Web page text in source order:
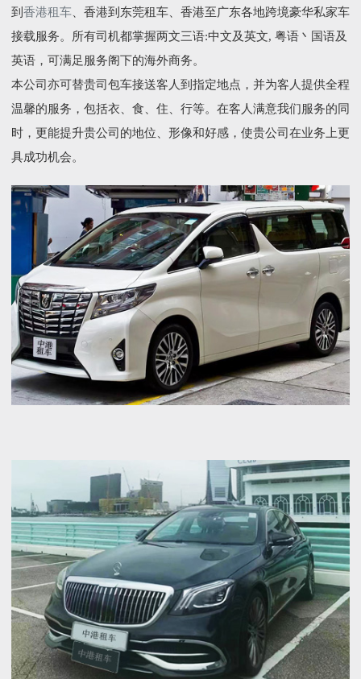
到 香港租车、香港到东莞租车、香港至广东各地跨境豪华私家车
接载服务。所有司机都掌握两文三语:中文及英文, 粤语丶国语及
英语，可满足服务阁下的海外商务。
本公司亦可替贵司包车接送客人到指定地点，并为客人提供全程
温馨的服务，包括衣、食、住、行等。在客人满意我们服务的同
时，更能提升贵公司的地位、形像和好感，使贵公司在业务上更
具成功机会。